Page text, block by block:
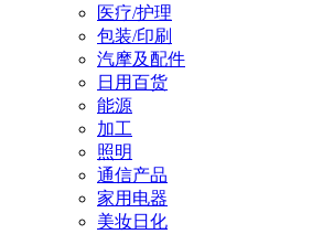
医疗/护理
包装/印刷
汽摩及配件
日用百货
能源
加工
照明
通信产品
家用电器
美妆日化